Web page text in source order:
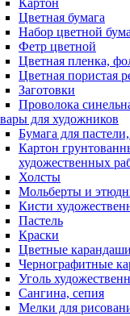
Картон
Цветная бумага
Набор цветной
Фетр цветной
Цветная пленка,
Цветная пористая
Заготовки
Проволока
для художников
Бумага для
Картон
художественных
Холсты
Мольберты и
Кисти
Пастель
Краски
Цветные карандаши
Чернографитные
Уголь
Сангина, сепия
Мелки для